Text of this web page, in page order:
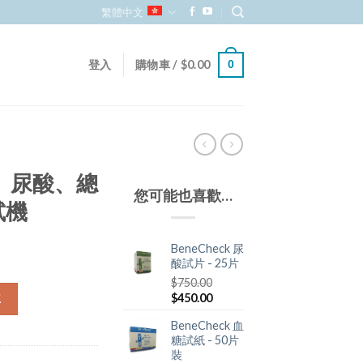
繁體中文
登入 購物車 / $0.00 0
尿酸、總
機
您可能也喜歡…
BeneCheck 尿
酸試片 - 25片
$750.00
$450.00
BeneCheck 血
糖試紙 - 50片
裝